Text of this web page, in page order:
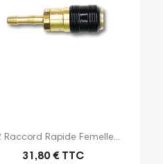
Aperçu rapide
Raccord Rapide Femelle...
31,80 € TTC